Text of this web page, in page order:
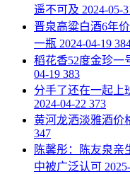
遥不可及 2024-05-
晋泉高粱白酒6年
一瓶 2024-04-19
稻花香52度金珍一
04-19 383
分手了还在一起上
2024-04-22 373
黄河龙洒淡雅酒价
347
陈馨彤：陈友泉亲
中被广泛认可